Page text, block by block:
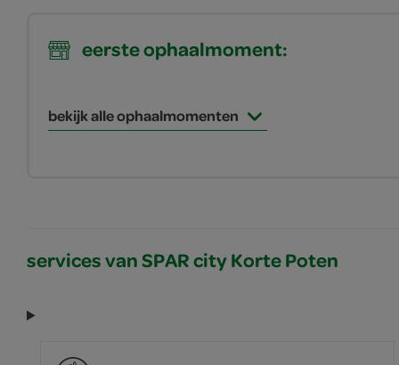
eerste ophaalmoment:
bekijk alle ophaalmomenten
services van SPAR city Korte Poten